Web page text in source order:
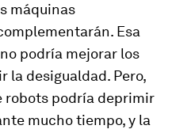
máquinas
Esa
podría mejorar los
la desigualdad. Pero,
robots podría deprimir
mucho tiempo, y la